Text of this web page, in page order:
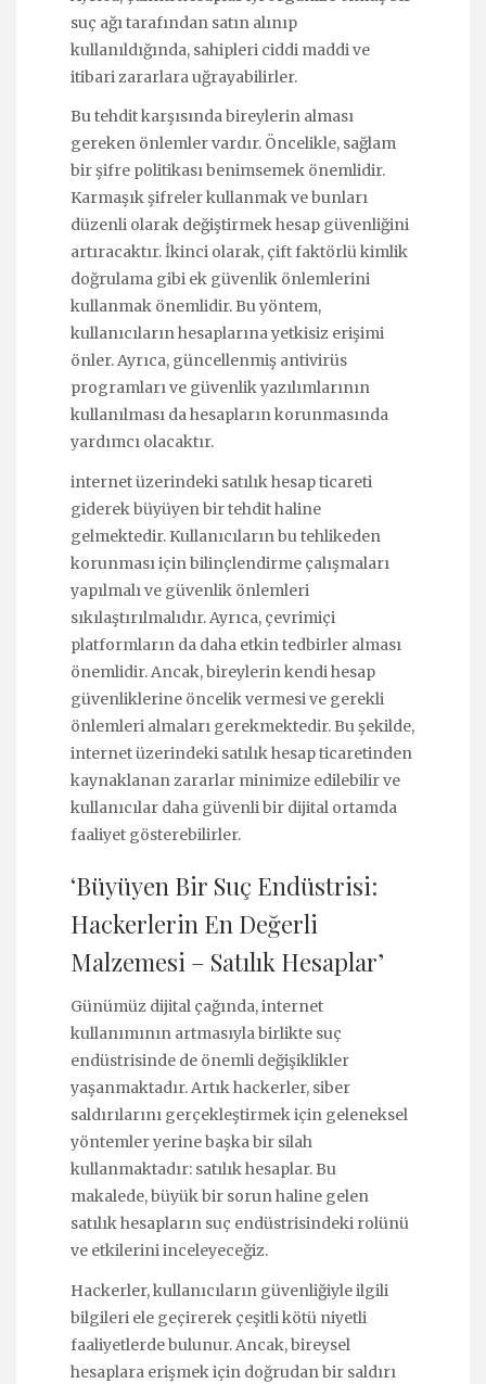
suç ağı tarafından satın alınıp
kullanıldığında, sahipleri ciddi maddi ve
itibari zararlara uğrayabilirler.
Bu tehdit karşısında bireylerin alması
gereken önlemler vardır. Öncelikle, sağlam
bir şifre politikası benimsemek önemlidir.
Karmaşık şifreler kullanmak ve bunları
düzenli olarak değiştirmek hesap güvenliğini
artıracaktır. İkinci olarak, çift faktörlü kimlik
doğrulama gibi ek güvenlik önlemlerini
kullanmak önemlidir. Bu yöntem,
kullanıcıların hesaplarına yetkisiz erişimi
önler. Ayrıca, güncellenmiş antivirüs
programları ve güvenlik yazılımlarının
kullanılması da hesapların korunmasında
yardımcı olacaktır.
internet üzerindeki satılık hesap ticareti
giderek büyüyen bir tehdit haline
gelmektedir. Kullanıcıların bu tehlikeden
korunması için bilinçlendirme çalışmaları
yapılmalı ve güvenlik önlemleri
sıkılaştırılmalıdır. Ayrıca, çevrimiçi
platformların da daha etkin tedbirler alması
önemlidir. Ancak, bireylerin kendi hesap
güvenliklerine öncelik vermesi ve gerekli
önlemleri almaları gerekmektedir. Bu şekilde,
internet üzerindeki satılık hesap ticaretinden
kaynaklanan zararlar minimize edilebilir ve
kullanıcılar daha güvenli bir dijital ortamda
faaliyet gösterebilirler.
‘Büyüyen Bir Suç Endüstrisi:
Hackerlerin En Değerli
Malzemesi – Satılık Hesaplar’
Günümüz dijital çağında, internet
kullanımının artmasıyla birlikte suç
endüstrisinde de önemli değişiklikler
yaşanmaktadır. Artık hackerler, siber
saldırılarını gerçekleştirmek için geleneksel
yöntemler yerine başka bir silah
kullanmaktadır: satılık hesaplar. Bu
makalede, büyük bir sorun haline gelen
satılık hesapların suç endüstrisindeki rolünü
ve etkilerini inceleyeceğiz.
Hackerler, kullanıcıların güvenliğiyle ilgili
bilgileri ele geçirerek çeşitli kötü niyetli
faaliyetlerde bulunur. Ancak, bireysel
hesaplara erişmek için doğrudan bir saldırı